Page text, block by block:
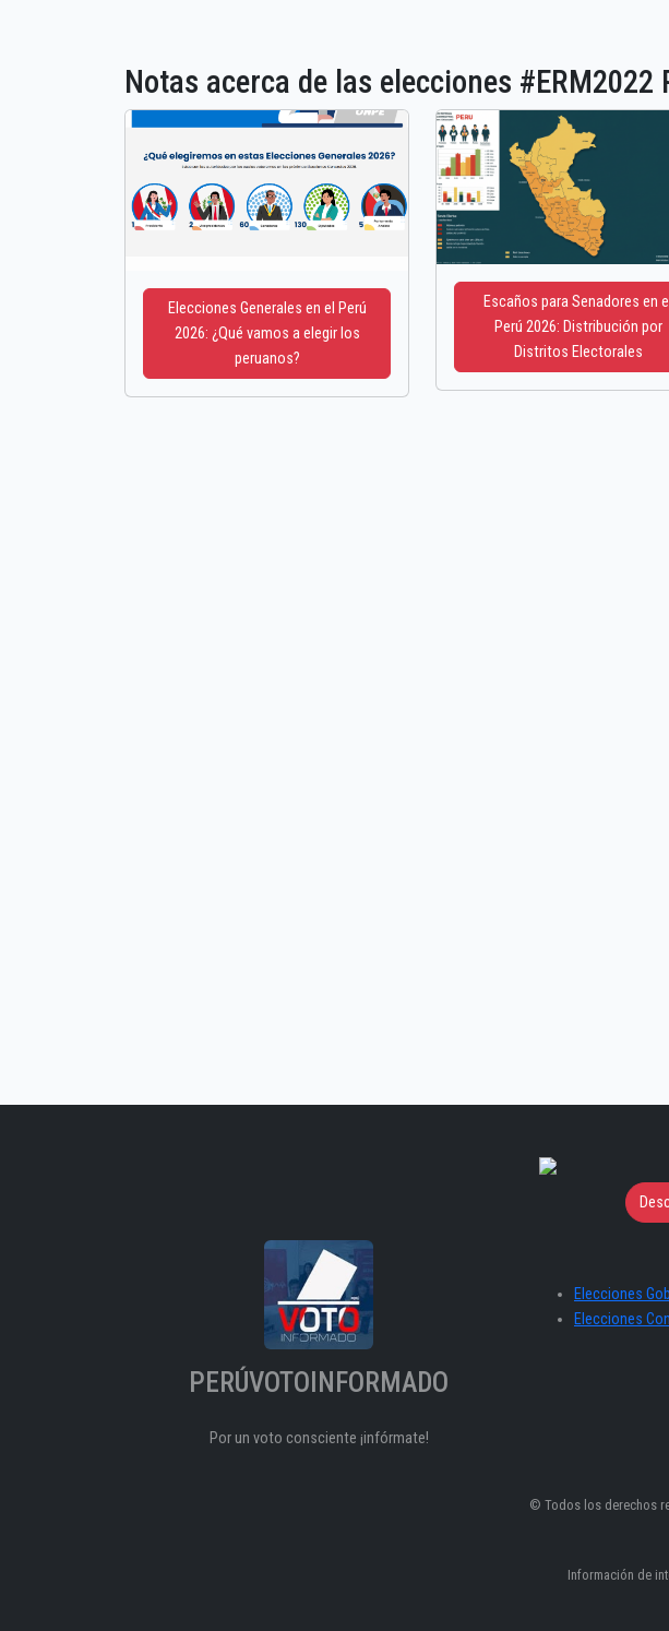
Notas acerca de las elecciones #ERM2022
Elecciones Generales en el Perú
2026: ¿Qué vamos a elegir los
peruanos?
Escaños para Senadores en el
Perú 2026: Distribución por
Distritos Electorales
PERÚVOTOINFORMADO
Por un voto consciente ¡infórmate!
Elecciones
Elecciones
© Todos los derechos
Información de